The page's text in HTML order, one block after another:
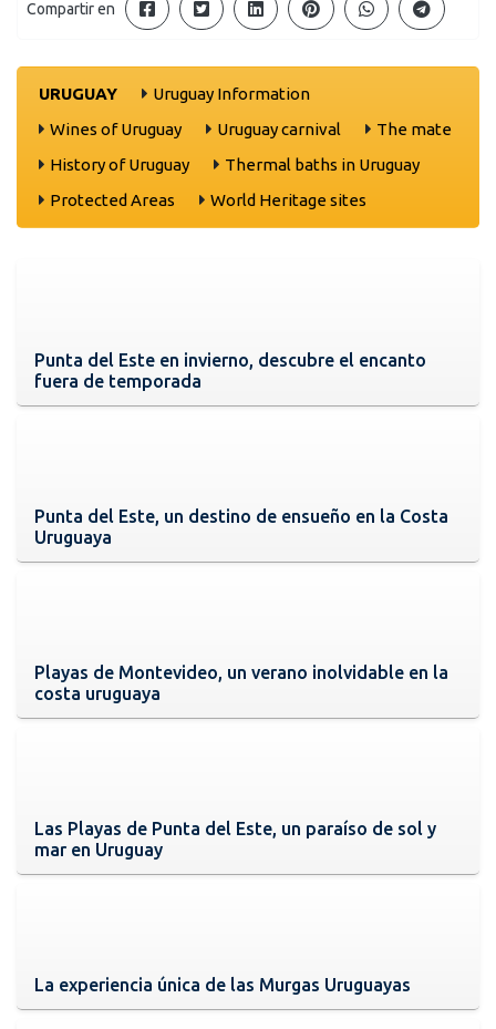
Compartir en
URUGUAY
Uruguay Information
Wines of Uruguay
Uruguay carnival
The mate
History of Uruguay
Thermal baths in Uruguay
Protected Areas
World Heritage sites
Punta del Este en invierno, descubre el encanto
fuera de temporada
Punta del Este, un destino de ensueño en la Costa
Uruguaya
Playas de Montevideo, un verano inolvidable en la
costa uruguaya
Las Playas de Punta del Este, un paraíso de sol y
mar en Uruguay
La experiencia única de las Murgas Uruguayas